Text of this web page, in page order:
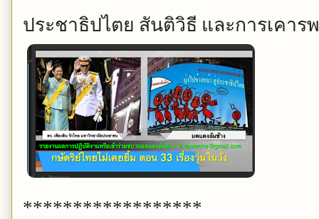
ประชาธิปไตย สันติวิธี และการเคา
******************